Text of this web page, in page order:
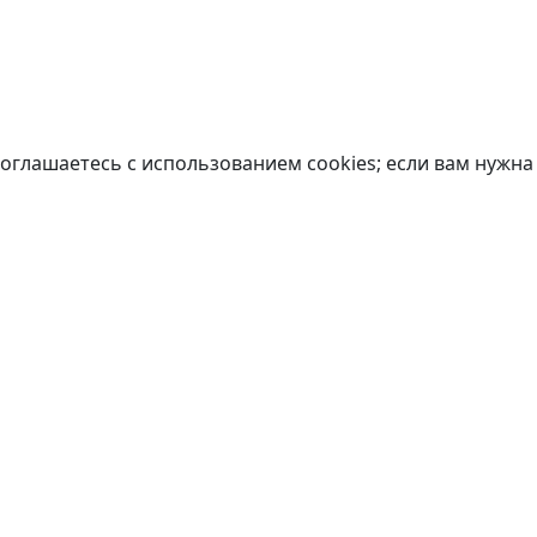
с использованием cookies; если вам нужна